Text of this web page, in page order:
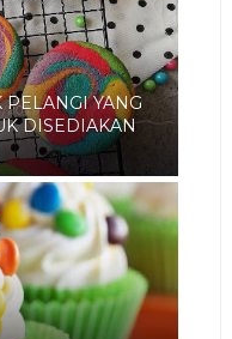
YANG
DISEDIAKAN